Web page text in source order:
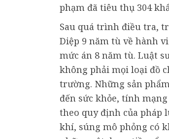
phạm đã tiêu thụ 304
Sau quá trình điều tra,
Diệp 9 năm tù về hành
mức án 8 năm tù. Luật
không phải mọi loại đồ
trường. Những sản
đến sức khỏe, tính
theo quy định của pháp
khí, súng mô phỏng có